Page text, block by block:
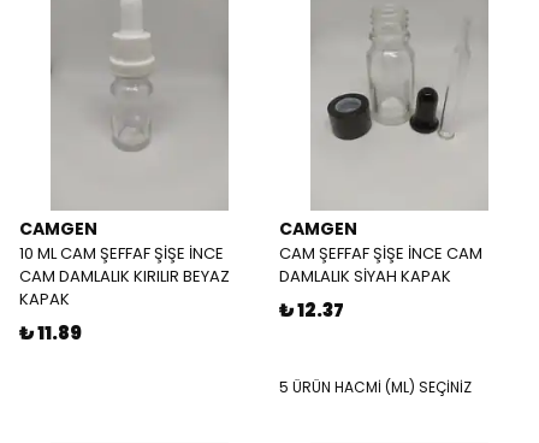
CAMGEN
10 ML CAM ŞEFFAF ŞİŞE İNCE
CAM DAMLALIK KIRILIR BEYAZ
KAPAK
₺ 11.89
CAMGEN
CAM ŞEFFAF ŞİŞE İNCE CAM
DAMLALIK SİYAH KAPAK
₺ 12.37
5 ÜRÜN HACMİ (ML) SEÇİNİZ